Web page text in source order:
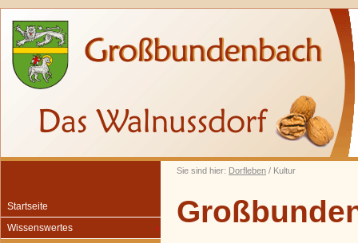
Sie sind hier: Dorfleben / Kultur
Startseite
Wissenswertes